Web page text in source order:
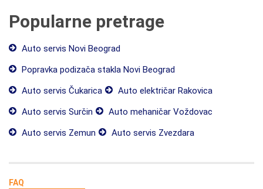
Popularne pretrage
Auto servis Novi Beograd
Popravka podizača stakla Novi Beograd
Auto servis Čukarica
Auto električar Rakovica
Auto servis Surčin
Auto mehaničar Voždovac
Auto servis Zemun
Auto servis Zvezdara
FAQ